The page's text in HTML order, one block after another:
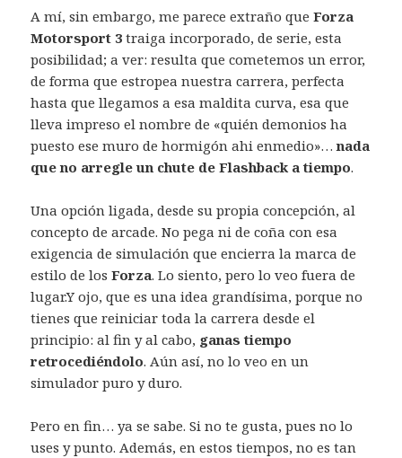
A mí, sin embargo, me parece extraño queForza
Motorsport 3 traiga incorporado, de serie, esta
posibilidad; a ver: resulta que cometemos un error,
de forma que estropea nuestra carrera, perfecta
hasta que llegamos a esa maldita curva, esa que
lleva impreso el nombre de «quién demonios ha
puesto ese muro de hormigón ahi enmedio»…nada
que no arregle un chute de Flashback a tiempo.
Una opción ligada, desde su propia concepción, al
concepto de arcade. No pega ni de coña con esa
exigencia de simulación que encierra la marca de
estilo de losForza. Lo siento, pero lo veo fuera de
lugar.Y ojo, que es una idea grandísima, porque no
tienes que reiniciar toda la carrera desde el
principio: al fin y al cabo, ganas tiempo
retrocediéndolo. Aún así, no lo veo en un
simulador puro y duro.
Pero en fin… ya se sabe. Si no te gusta, pues no lo
uses y punto. Además, en estos tiempos, no es tan